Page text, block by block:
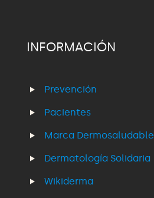
INFORMACIÓN
Prevención
Pacientes
Marca Dermosaludable
Dermatología Solidaria
Wikiderma